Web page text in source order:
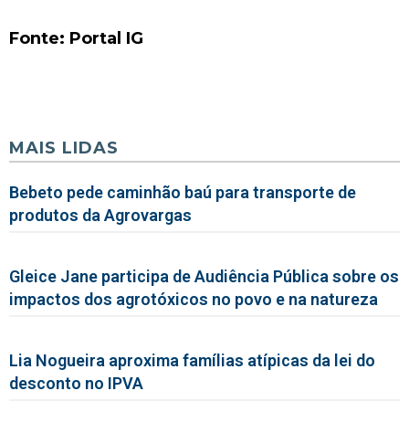
Fonte: Portal IG
MAIS LIDAS
Bebeto pede caminhão baú para transporte de
produtos da Agrovargas
Gleice Jane participa de Audiência Pública sobre os
impactos dos agrotóxicos no povo e na natureza
Lia Nogueira aproxima famílias atípicas da lei do
desconto no IPVA